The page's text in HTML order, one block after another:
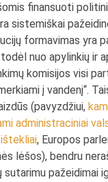
finansuoti
sistemiškai
formavimas yra
nuo apylinkių ir
komisijos visi
į vandenį“.
(pavyzdžiui,
administraciniai
, Europos
lėšos), bendru
pažeidimai